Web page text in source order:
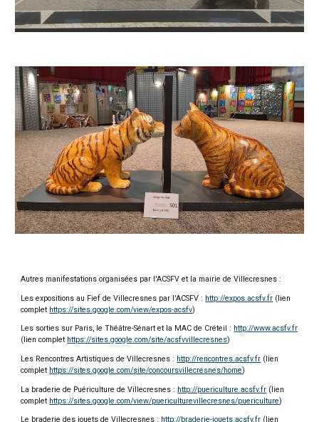
Autres manifestations organisées par l'ACSFV et la mairie de Villecresnes :
Les expositions au Fief de Villecresnes par l'ACSFV : http://expos.acsfv.fr (lien
complet https://sites.google.com/view/expos-acsfv)
Les sorties sur Paris, le Théâtre-Sénart et la MAC de Créteil : http://www.acsfv.fr
(lien complet https://sites.google.com/site/acsfvvillecresnes)
Les Rencontres Artistiques de Villecresnes : http://rencontres.acsfv.fr (lien
complet https://sites.google.com/site/concoursvillecresnes/home)
La braderie de Puériculture de Villecresnes : http://puericulture.acsfv.fr (lien
complet https://sites.google.com/view/puericulturevillecresnes/puericulture)
Le braderie des jouets de Villecresnes : http://braderie-jouets.acsfv.fr (lien